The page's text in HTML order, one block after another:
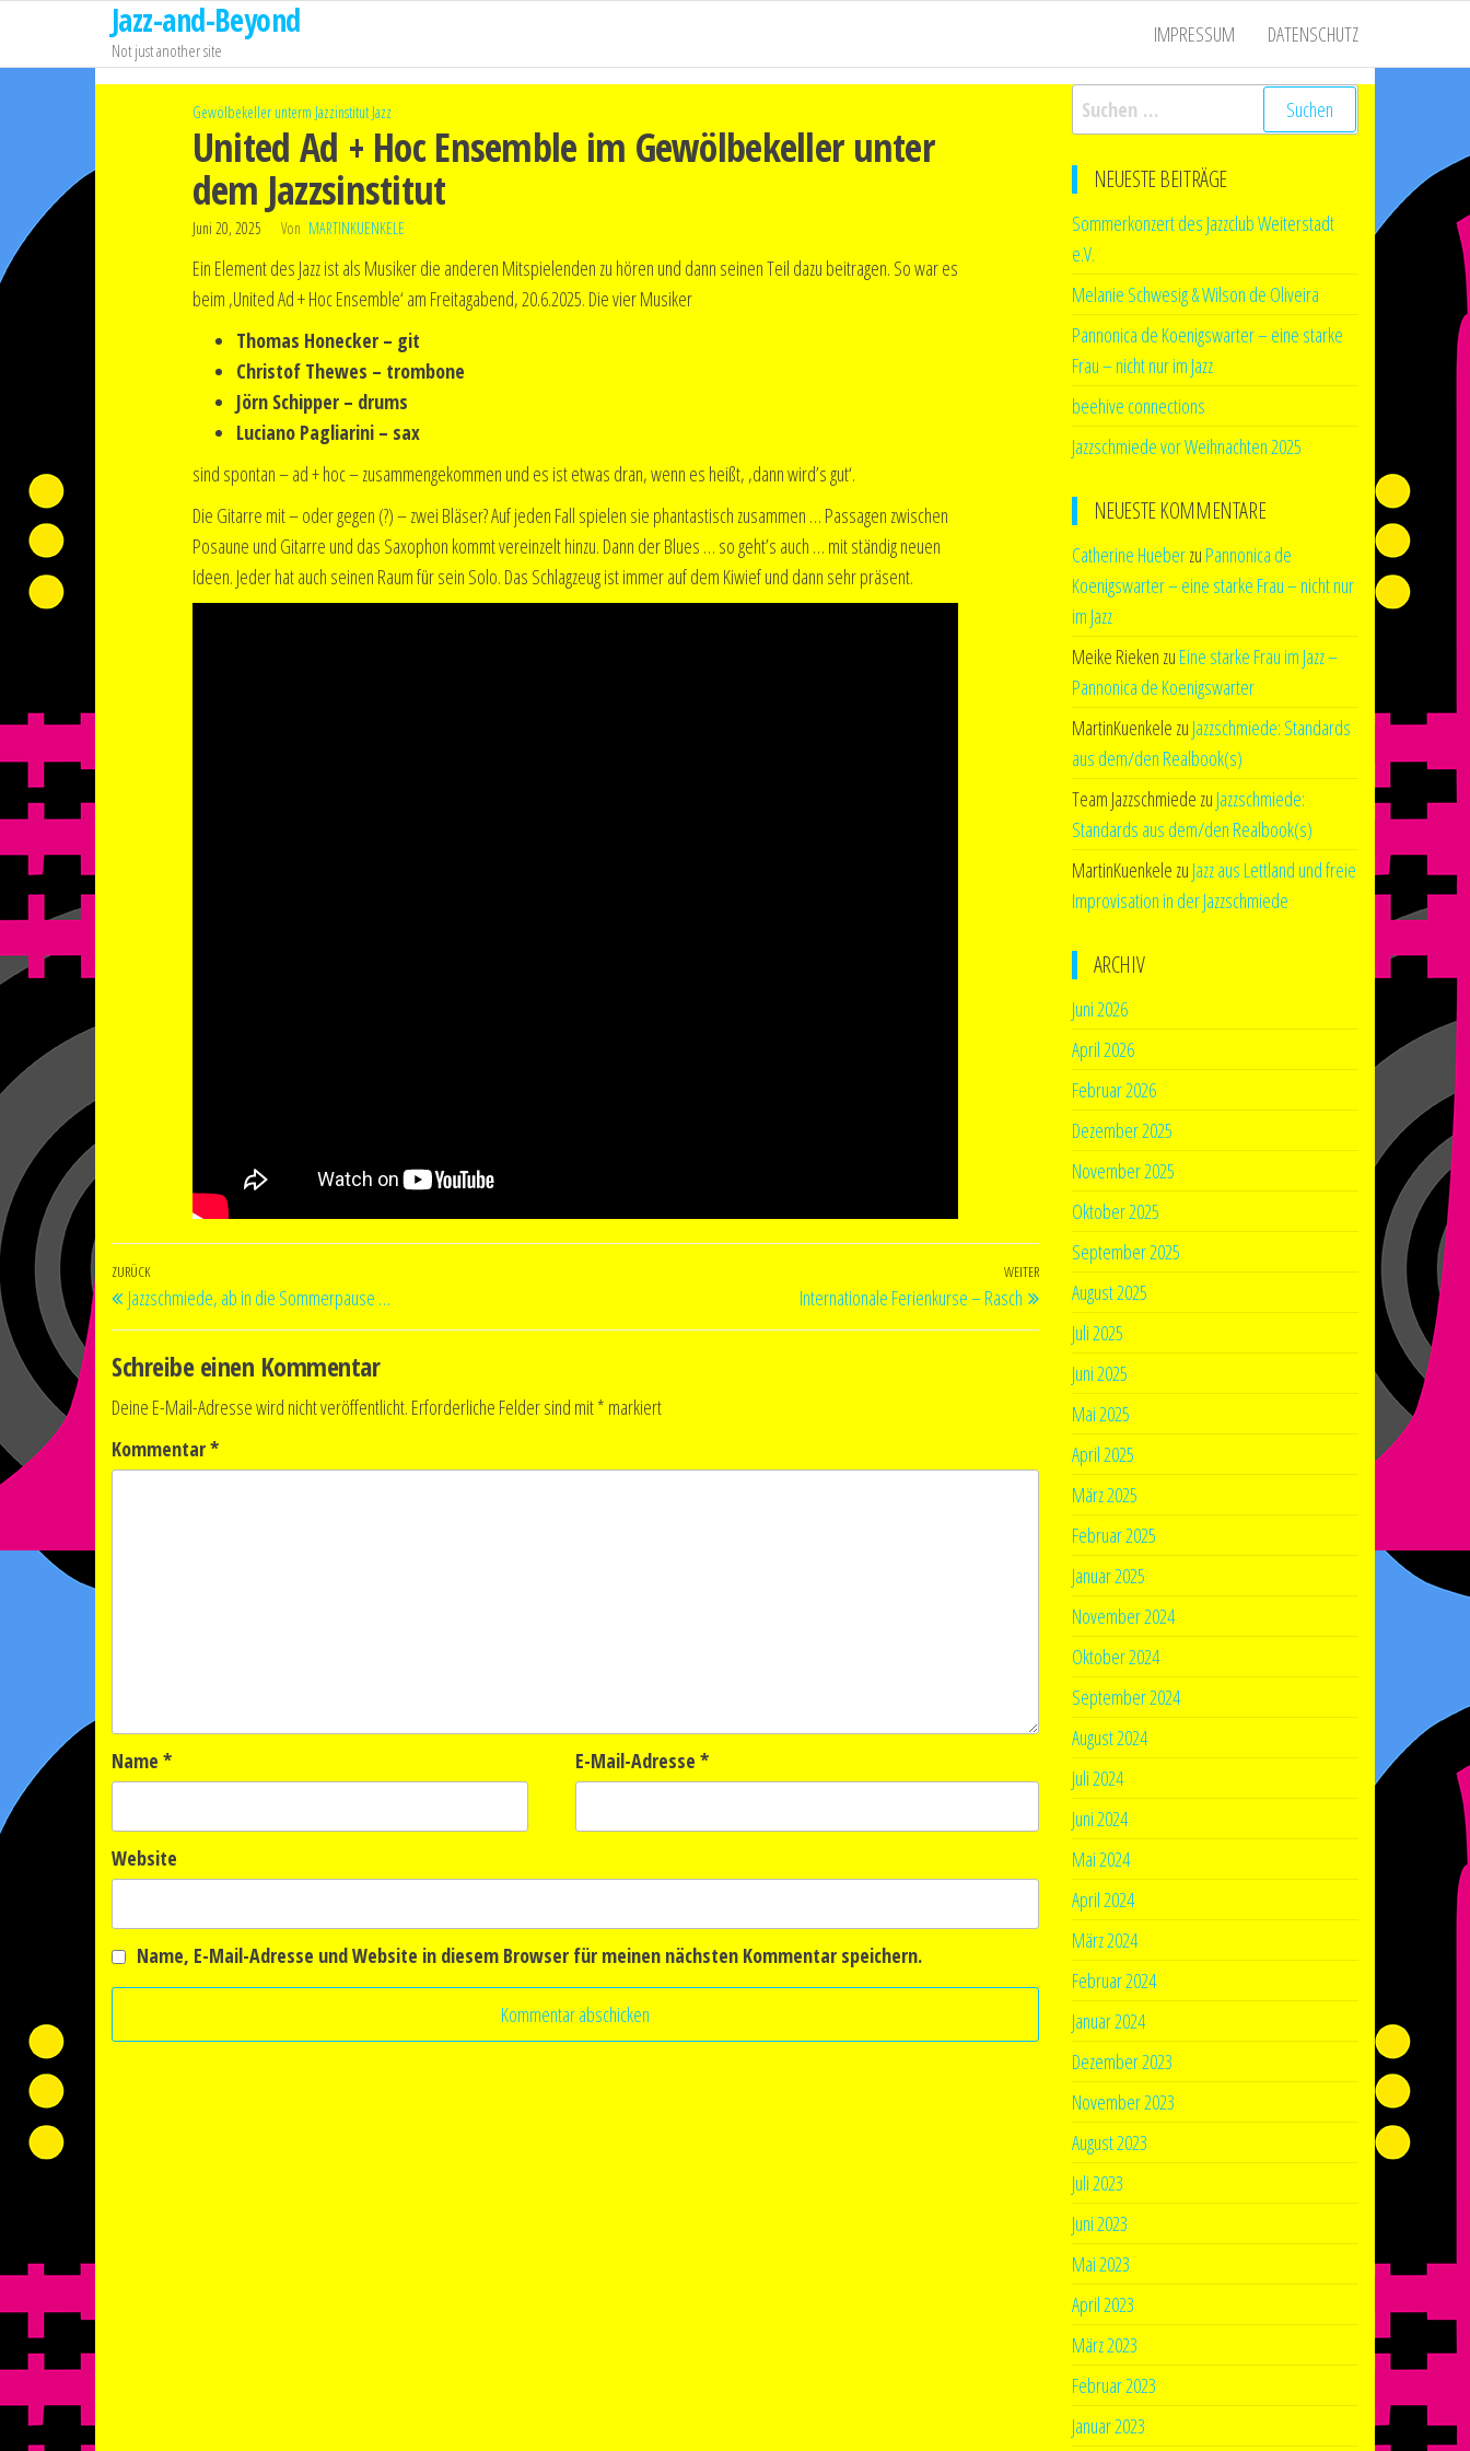
springen
Jazz-and-Beyond
Not just another site
IMPRESSUM DATENSCHUTZ
Gewölbekeller unterm Jazzinstitut Jazz
United Ad + Hoc Ensemble im Gewölbekeller unter
dem Jazzsinstitut
Juni 20, 2025 Von MARTINKUENKELE
Ein Element des Jazz ist als Musiker die anderen Mitspielenden zu hören und dann seinen Teil dazu beitragen. So war es
beim ‚United Ad + Hoc Ensemble‘ am Freitagabend, 20.6.2025. Die vier Musiker
Thomas Honecker – git
Christof Thewes – trombone
Jörn Schipper – drums
Luciano Pagliarini – sax
sind spontan – ad + hoc – zusammengekommen und es ist etwas dran, wenn es heißt, ‚dann wird’s gut‘.
Die Gitarre mit – oder gegen (?) – zwei Bläser? Auf jeden Fall spielen sie phantastisch zusammen … Passagen zwischen
Posaune und Gitarre und das Saxophon kommt vereinzelt hinzu. Dann der Blues … so geht’s auch … mit ständig neuen
Ideen. Jeder hat auch seinen Raum für sein Solo. Das Schlagzeug ist immer auf dem Kiwief und dann sehr präsent.
Beitragsnavigation
Vorheriger
Beitrag
ZURÜCK
Jazzschmiede, ab in die Sommerpause …
Nächster
Beitrag
WEITER
Internationale Ferienkurse – Rasch
Schreibe einen Kommentar
Deine E-Mail-Adresse wird nicht veröffentlicht. Erforderliche Felder sind mit* markiert
Kommentar*
Name * E-Mail-Adresse *
Website
Name, E-Mail-Adresse und Website in diesem Browser für meinen nächsten Kommentar speichern.
Suchen
nach:
NEUESTE BEITRÄGE
Sommerkonzert des Jazzclub Weiterstadt
e.V.
Melanie Schwesig & Wilson de Oliveira
Pannonica de Koenigswarter – eine starke
Frau – nicht nur im Jazz
beehive connections
Jazzschmiede vor Weihnachten 2025
NEUESTE KOMMENTARE
Catherine Hueberzu Pannonica de
Koenigswarter – eine starke Frau – nicht nur
im Jazz
Meike Rieken zu Eine starke Frau im Jazz –
Pannonica de Koenigswarter
MartinKuenkele zu Jazzschmiede: Standards
aus dem/den Realbook(s)
Team Jazzschmiede zu Jazzschmiede:
Standards aus dem/den Realbook(s)
MartinKuenkele zu Jazz aus Lettland und freie
Improvisation in der Jazzschmiede
ARCHIV
Juni 2026
April 2026
Februar 2026
Dezember 2025
November 2025
Oktober 2025
September 2025
August 2025
Juli 2025
Juni 2025
Mai 2025
April 2025
März 2025
Februar 2025
Januar 2025
November 2024
Oktober 2024
September 2024
August 2024
Juli 2024
Juni 2024
Mai 2024
April 2024
März 2024
Februar 2024
Januar 2024
Dezember 2023
November 2023
August 2023
Juli 2023
Juni 2023
Mai 2023
April 2023
März 2023
Februar 2023
Januar 2023